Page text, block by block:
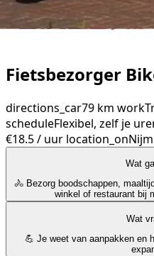
Fietsbezorger
directions_car79 km work
scheduleFlexibel, zelf je
€18.5 / uur location_on
Wat
🚴 Bezorg boodschappen,
winkel of restaurant bij
Wat
💪 Je weet van aanpakken en